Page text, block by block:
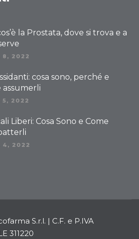
la Prostata, dove si trova e a
8, 2022
cosa sono, perché e
assumerli
5, 2022
Liberi: Cosa Sono e Come
4, 2022
S.r.l. | C.F. e P.IVA
311220